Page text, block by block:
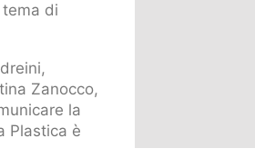
di
Zanocco,
la
Plastica è